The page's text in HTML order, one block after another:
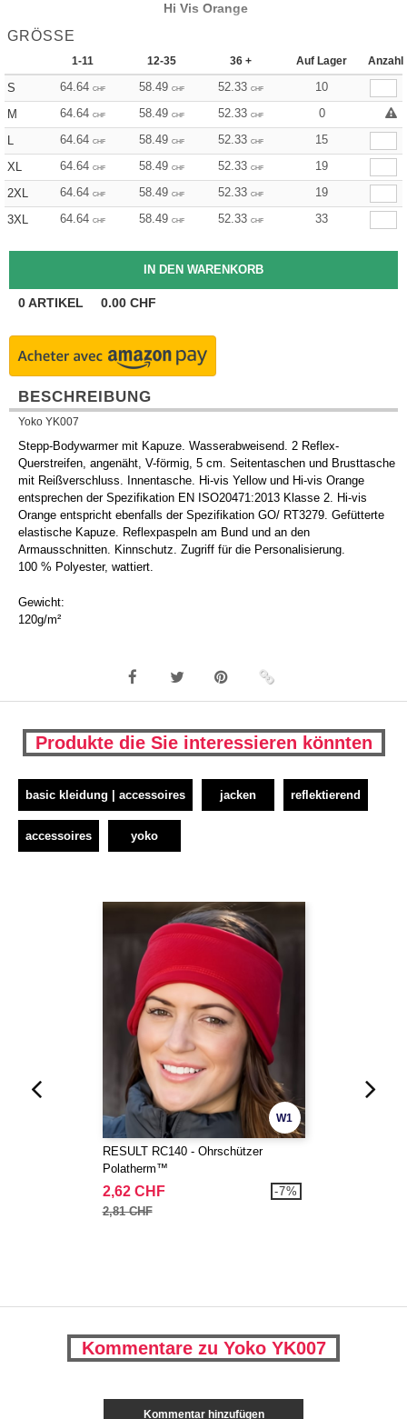
Hi Vis Orange
GRÖSSE
1-11 12-35 36 + Auf Lager Anzahl
S 64.64 CHF 58.49 CHF 52.33 CHF
10
M
64.64 CHF 58.49 CHF 52.33 CHF
0
L
64.64 CHF 58.49 CHF 52.33 CHF
15
XL
64.64 CHF 58.49 CHF 52.33 CHF
19
2XL
64.64 CHF 58.49 CHF 52.33 CHF
19
3XL
64.64 CHF 58.49 CHF 52.33 CHF 33
0ARTIKEL 0.00 CHF
BESCHREIBUNG
Yoko YK007
Stepp-Bodywarmer mit Kapuze. Wasserabweisend. 2 Reflex-
Querstreifen, angenäht, V-förmig, 5 cm. Seitentaschen und Brusttasche
mit Reißverschluss. Innentasche. Hi-vis Yellow und Hi-vis Orange
entsprechen der Spezifikation EN ISO20471:2013 Klasse 2. Hi-vis
Orange entspricht ebenfalls der Spezifikation GO/ RT3279. Gefütterte
elastische Kapuze. Reflexpaspeln am Bund und an den
Armausschnitten. Kinnschutz. Zugriff für die Personalisierung.
100 % Polyester, wattiert.
Gewicht:
120g/m²
Produkte die Sie interessieren könnten
basic kleidung | accessoires jacken reflektierend
accessoires yoko
W1
RESULT RC140 - Ohrschützer
Polatherm™
2,62 CHF
2,81 CHF
-7%
Kommentare zu Yoko YK007
Kommentar hinzufügen